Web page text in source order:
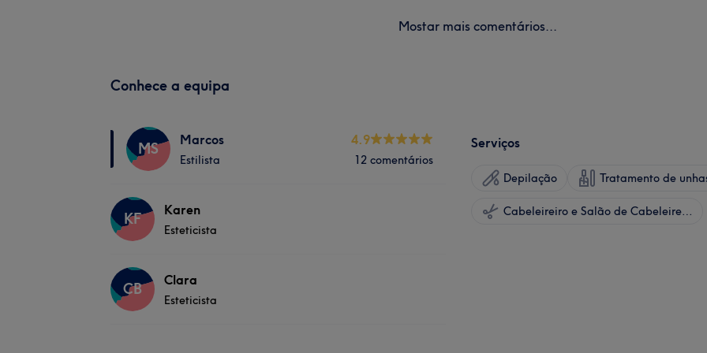
Mostar mais comentários...
Conhece a equipa
MS Marcos
Estilista
4.9
12 comentários
KF Karen
Esteticista
CB Clara
Esteticista
Serviços
Depilação Tratamento de
Cabeleireiro e Salão de Cabeleireiro